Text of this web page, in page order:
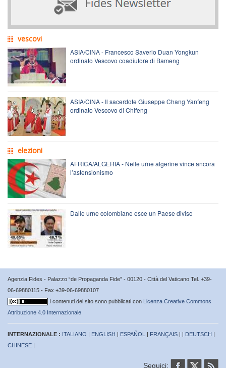
vescovi
ASIA/CINA - Francesco Saverio Duan Yongkun
ordinato Vescovo coadiutore di Bameng
ASIA/CINA - Il sacerdote Giuseppe Chang Yanfeng
ordinato Vescovo di Chifeng
elezioni
AFRICA/ALGERIA - Nelle urne algerine vince ancora
l’astensionismo
Dalle urne colombiane esce un Paese diviso
Agenzia Fides - Palazzo “de Propaganda Fide” - 00120 - Città del Vaticano Tel. +39-
06-69880115 - Fax +39-06-69880107
I contenuti del sito sono pubblicati con Licenza Creative Commons
Attribuzione 4.0 Internazionale
INTERNAZIONALE : ITALIANO | ENGLISH | ESPAÑOL | FRANÇAIS | | DEUTSCH |
CHINESE |
Seguici: